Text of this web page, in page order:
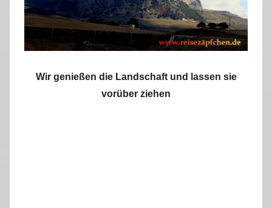
Wir genießen die Landschaft und lassen sie
vorüber ziehen